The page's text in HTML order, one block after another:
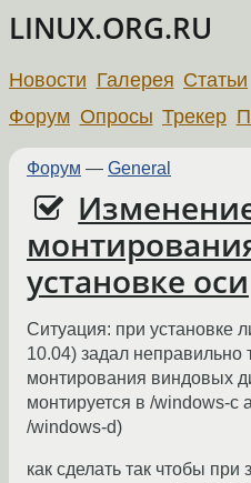
LINUX.ORG.RU
Новости Галерея Статьи
Форум Опросы Трекер
Форум — General
установке оси
Ситуация: при установке
10.04) задал неправильно
монтирования виндовых
монтируется в /windows-c
/windows-d)
как сделать так чтобы при